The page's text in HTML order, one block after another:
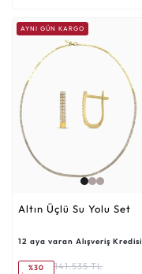
AYNI GÜN KARGO
Altın Üçlü Su Yolu Set
12 aya varan Alışveriş Kredisi
%30 141.535 TL